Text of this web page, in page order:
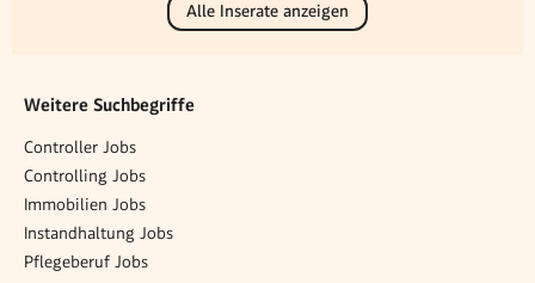
Alle Inserate anzeigen
Weitere Suchbegriffe
Controller Jobs
Controlling Jobs
Immobilien Jobs
Instandhaltung Jobs
Pflegeberuf Jobs